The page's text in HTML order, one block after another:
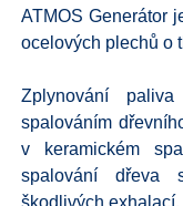
ATMOS Generátor
ocelových plechů o
Zplynování
spalováním
v keramickém
spalování dřeva
škodlivých exhalací.